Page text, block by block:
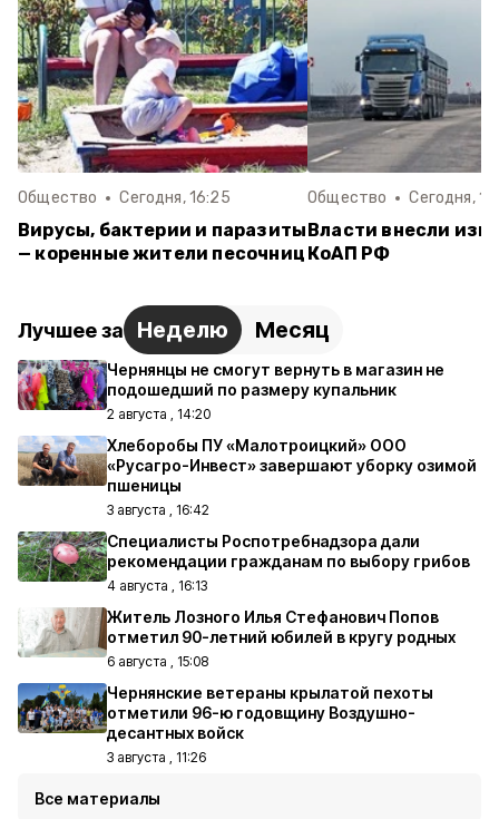
Общество Сегодня, 16:25
Вирусы, бактерии и паразиты
— коренные жители песочниц
Общество Сегодня,
Власти внесли
КоАП РФ
Лучшее за Неделю Месяц
Чернянцы не смогут вернуть в магазин не
подошедший по размеру купальник
2 августа , 14:20
Хлеборобы ПУ «Малотроицкий» ООО
«Русагро-Инвест» завершают уборку озимой
пшеницы
3 августа , 16:42
Специалисты Роспотребнадзора дали
рекомендации гражданам по выбору грибов
4 августа , 16:13
Житель Лозного Илья Стефанович Попов
отметил 90-летний юбилей в кругу родных
6 августа , 15:08
Чернянские ветераны крылатой пехоты
отметили 96-ю годовщину Воздушно-
десантных войск
3 августа , 11:26
Все материалы